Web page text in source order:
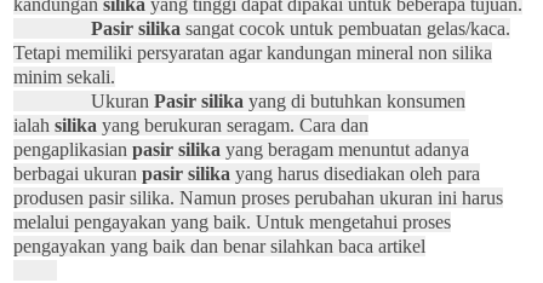
kandungansilika yang tinggi dapat dipakai untuk beberapa tujuan.
Pasir silika sangat cocok untuk pembuatan gelas/kaca.
Tetapi memiliki persyaratan agar kandungan mineral non silika
minim sekali.
UkuranPasir silika yang di butuhkan konsumen
ialahsilika yang berukuran seragam. Cara dan
pengaplikasianpasir silika yang beragam menuntut adanya
berbagai ukuranpasir silika yang harus disediakan oleh para
produsen pasir silika. Namun proses perubahan ukuran ini harus
melalui pengayakan yang baik. Untuk mengetahui proses
pengayakan yang baik dan benar silahkan baca artikel